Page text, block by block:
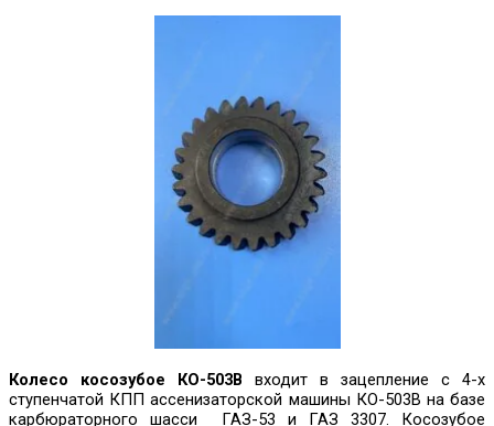
Колесо косозубое КО-503В входит в зацепление с 4-х
ступенчатой КПП ассенизаторской машины КО-503В на базе
карбюраторного шасси ГАЗ-53 и ГАЗ 3307. Косозубое